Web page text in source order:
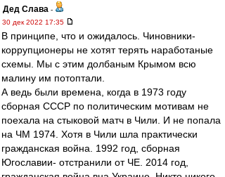
Дед Слава -
30 дек 2022 17:35
В принципе, что и ожидалось. Чиновники-
коррупционеры не хотят терять наработаные
схемы. Мы с этим долбаным Крымом всю
малину им потоптали.
А ведь были времена, когда в 1973 году
сборная СССР по политическим мотивам не
поехала на стыковой матч в Чили. И не попала
на ЧМ 1974. Хотя в Чили шла практически
гражданская война. 1992 год, сборная
Югославии- отстранили от ЧЕ. 2014 год,